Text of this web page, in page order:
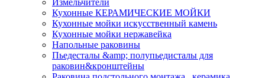
Измельчители
Кухонные КЕРАМИЧЕСКИЕ МОЙКИ
Кухонные мойки искусственный камень
Кухонные мойки нержавейка
Напольные раковины
Пьедесталы &amp; полупьедисталы для
раковин&кронштейны